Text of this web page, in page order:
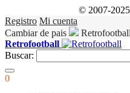
© 2007-
Registro Mi cuenta
Cambiar de pais
Retrofootball
Retrofootball
Buscar:
0